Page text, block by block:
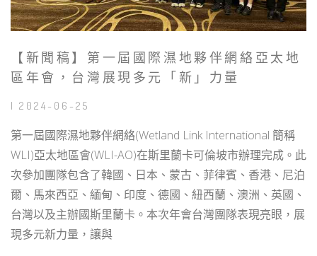
【新聞稿】第一屆國際濕地夥伴網絡亞太地
區年會，台灣展現多元「新」力量
| 2024-06-25
第一屆國際濕地夥伴網絡(Wetland Link International 簡稱
WLI)亞太地區會(WLI-AO)在斯里蘭卡可倫坡市辦理完成。此
次參加團隊包含了韓國、日本、蒙古、菲律賓、香港、尼泊
爾、馬來西亞、緬甸、印度、德國、紐西蘭、澳洲、英國、
台灣以及主辦國斯里蘭卡。本次年會台灣團隊表現亮眼，展
現多元新力量，讓與